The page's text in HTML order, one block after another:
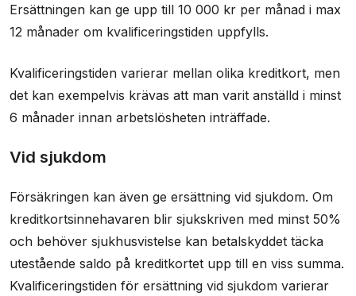
Ersättningen kan ge upp till 10 000 kr per månad i max
12 månader om kvalificeringstiden uppfylls.
Kvalificeringstiden varierar mellan olika kreditkort, men
det kan exempelvis krävas att man varit anställd i minst
6 månader innan arbetslösheten inträffade.
Vid sjukdom
Försäkringen kan även ge ersättning vid sjukdom. Om
kreditkortsinnehavaren blir sjukskriven med minst 50%
och behöver sjukhusvistelse kan betalskyddet täcka
utestående saldo på kreditkortet upp till en viss summa.
Kvalificeringstiden för ersättning vid sjukdom varierar